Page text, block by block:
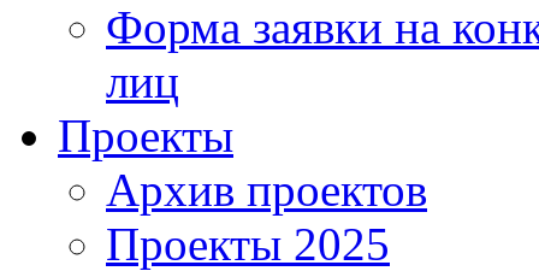
Форма заявки на
лиц
Проекты
Архив проектов
Проекты 2025